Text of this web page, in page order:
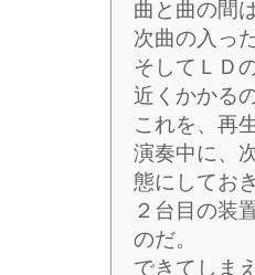
曲と曲の間
次曲の入っ
そしてＬＤ
近くかかる
これを、再
演奏中に、
態にしてお
２台目の装
のだ。
できてしま